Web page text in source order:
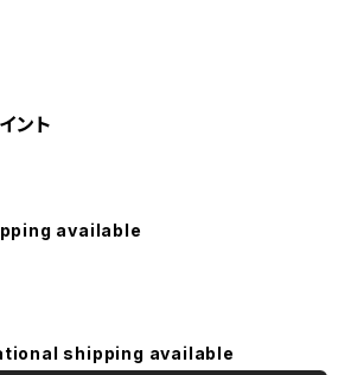
ント
available
shipping available